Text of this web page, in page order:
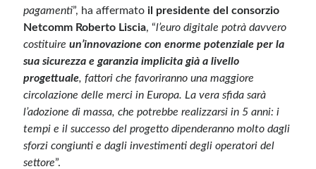
pagamenti”, ha affermato il presidente del consorzio
Netcomm Roberto Liscia, “l’euro digitale potrà davvero
costituire un’innovazione con enorme potenziale per la
sua sicurezza e garanzia implicita già a livello
progettuale, fattori che favoriranno una maggiore
circolazione delle merci in Europa. La vera sfida sarà
l’adozione di massa, che potrebbe realizzarsi in 5 anni: i
tempi e il successo del progetto dipenderanno molto dagli
sforzi congiunti e dagli investimenti degli operatori del
settore”.